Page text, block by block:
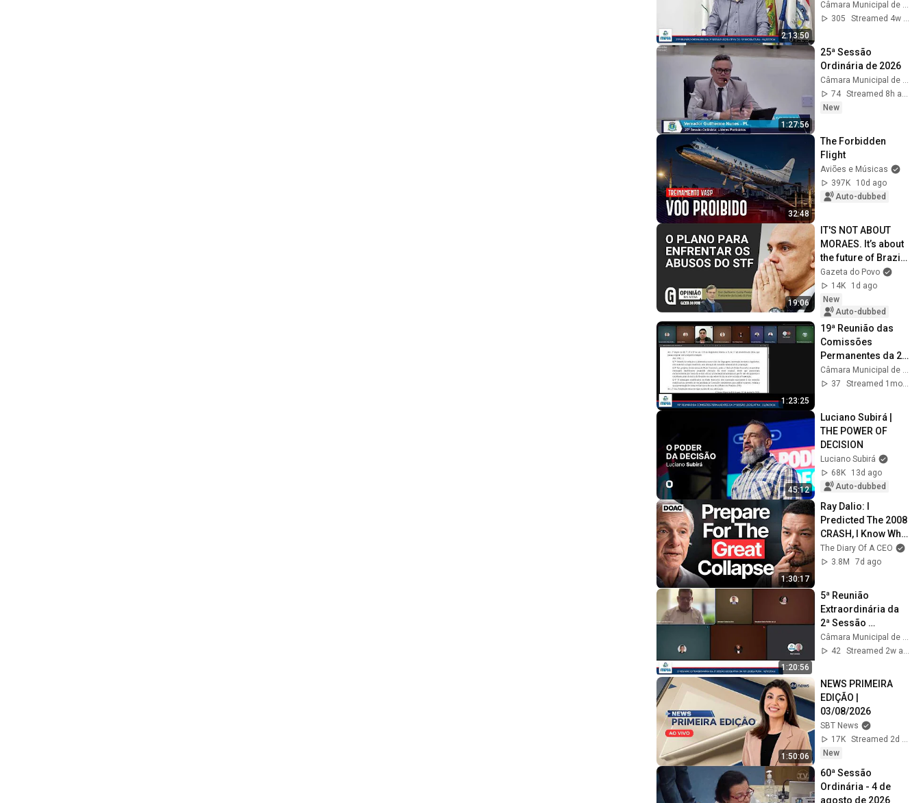
2:13:50
da 10ª Legislatura -
Data: 06/07/2026
Câmara Municipal de Itapoá Oficial
305
Streamed 4w ago
1:27:56
25ª Sessão
Ordinária de 2026
Câmara Municipal de Paiçandu Oficial
74
Streamed 8h ago
New
32:48
The Forbidden
Flight
Aviões e Músicas
397K
10d ago
Auto-dubbed
19:06
IT'S NOT ABOUT
MORAES. It’s about
the future of Brazil |
OPINIÃO NA MESA
Gazeta do Povo
14K
1d ago
New
Auto-dubbed
1:23:25
19ª Reunião das
Comissões
Permanentes da 2ª
Sessão Legislativa
da 10ª Legislatura -
37
45:12
Luciano Subirá |
THE POWER OF
DECISION
Luciano Subirá
68K
13d ago
Auto-dubbed
1:30:17
Ray Dalio: I
Predicted The 2008
CRASH, I Know What
Comes Next!
The Diary Of A CEO
3.8M
7d ago
1:20:56
5ª Reunião
Extraordinária da
2ª Sessão
Legislativa da 10ª
Legislatura - Data:
42
1:50:06
NEWS PRIMEIRA
EDIÇÃO |
03/08/2026
SBT News
17K
Streamed 2d ago
New
60ª Sessão
Ordinária - 4 de
agosto de 2026